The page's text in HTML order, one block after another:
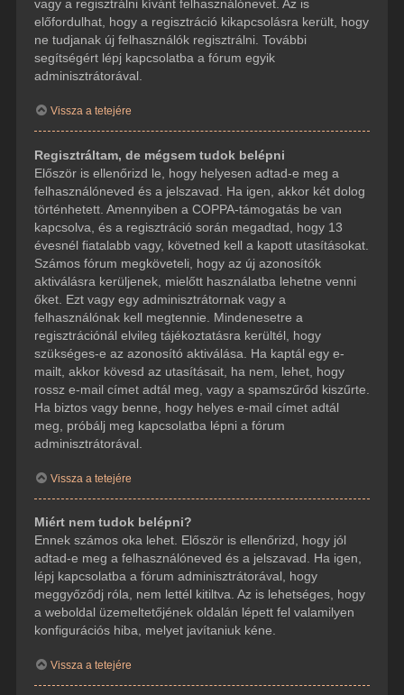
vagy a regisztrálni kívánt felhasználónevet. Az is
előfordulhat, hogy a regisztráció kikapcsolásra került, hogy
ne tudjanak új felhasználók regisztrálni. További
segítségért lépj kapcsolatba a fórum egyik
adminisztrátorával.
Vissza a tetejére
Regisztráltam, de mégsem tudok belépni
Először is ellenőrizd le, hogy helyesen adtad-e meg a
felhasználóneved és a jelszavad. Ha igen, akkor két dolog
történhetett. Amennyiben a COPPA-támogatás be van
kapcsolva, és a regisztráció során megadtad, hogy 13
évesnél fiatalabb vagy, követned kell a kapott utasításokat.
Számos fórum megköveteli, hogy az új azonosítók
aktiválásra kerüljenek, mielőtt használatba lehetne venni
őket. Ezt vagy egy adminisztrátornak vagy a
felhasználónak kell megtennie. Mindenesetre a
regisztrációnál elvileg tájékoztatásra kerültél, hogy
szükséges-e az azonosító aktiválása. Ha kaptál egy e-
mailt, akkor kövesd az utasításait, ha nem, lehet, hogy
rossz e-mail címet adtál meg, vagy a spamszűrőd kiszűrte.
Ha biztos vagy benne, hogy helyes e-mail címet adtál
meg, próbálj meg kapcsolatba lépni a fórum
adminisztrátorával.
Vissza a tetejére
Miért nem tudok belépni?
Ennek számos oka lehet. Először is ellenőrizd, hogy jól
adtad-e meg a felhasználóneved és a jelszavad. Ha igen,
lépj kapcsolatba a fórum adminisztrátorával, hogy
meggyőződj róla, nem lettél kitiltva. Az is lehetséges, hogy
a weboldal üzemeltetőjének oldalán lépett fel valamilyen
konfigurációs hiba, melyet javítaniuk kéne.
Vissza a tetejére